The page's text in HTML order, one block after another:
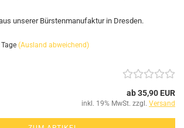
unserer Bürstenmanufaktur in Dresden.
(Ausland abweichend)
ab 35,90 EUR
inkl. 19% MwSt. zzgl. Versand